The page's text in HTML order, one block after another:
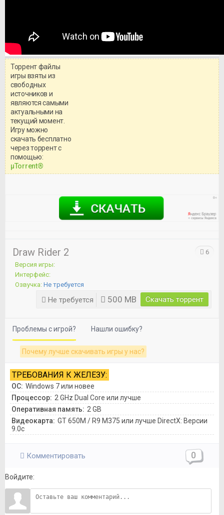
системными требованиями и
Торрент файлы
игры взяты из
свободных
источников и
являются самыми
актуальными на
текущий момент.
Игру можно
скачать бесплатно
через торрент с
помощью:
μTorrent®
Draw Rider 2
Версия игры:
Интерфейс:
Озвучка: Не требуется
Не требуется 500 MB Скачать торрент
6
Проблемы с игрой? Нашли ошибку?
Почему лучше скачивать игры у нас?
ТРЕБОВАНИЯ К ЖЕЛЕЗУ:
ОС: Windows 7 или новее
Процессор: 2 GHz Dual Core или лучше
Оперативная память: 2 GB
Видеокарта: GT 650M / R9 M375 или лучше DirectX: Версии
9.0c
Комментировать 0
Войдите: